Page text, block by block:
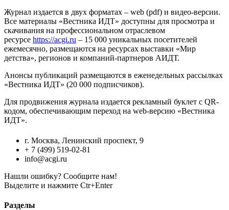
Журнал издается в двух форматах – web (pdf) и видео-версии.
Все материалы «Вестника ИДТ» доступны для просмотра и
скачивания на профессиональном отраслевом
ресурсе https://acgi.ru – 15 000 уникальных посетителей
ежемесячно, размещаются на ресурсах выставки «Мир
детства», регионов и компаний-партнеров АИДТ.
Анонсы публикаций размещаются в еженедельных рассылках
«Вестника ИДТ» (20 000 подписчиков).
Для продвижения журнала издается рекламный буклет с QR-
кодом, обеспечивающим переход на web-версию «Вестника
ИДТ».
г. Москва, Ленинский проспект, 9
+ 7 (499) 519-02-81
info@acgi.ru
Нашли ошибку? Сообщите нам!
Выделите и нажмите Ctr+Enter
Разделы